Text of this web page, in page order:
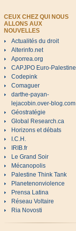
CEUX CHEZ QUI NOUS
ALLONS AUX
NOUVELLES
Actualités du droit
Alterinfo.net
Aporrea.org
CAPJPO Euro-Palestine
Codepink
Comaguer
darthe-payan-
lejacobin.over-blog.com
Géostratégie
Global Research.ca
Horizons et débats
I.C.H.
IRIB.fr
Le Grand Soir
Mécanopolis
Palestine Think Tank
Planetenonviolence
Prensa Latina
Réseau Voltaire
Ria Novosti